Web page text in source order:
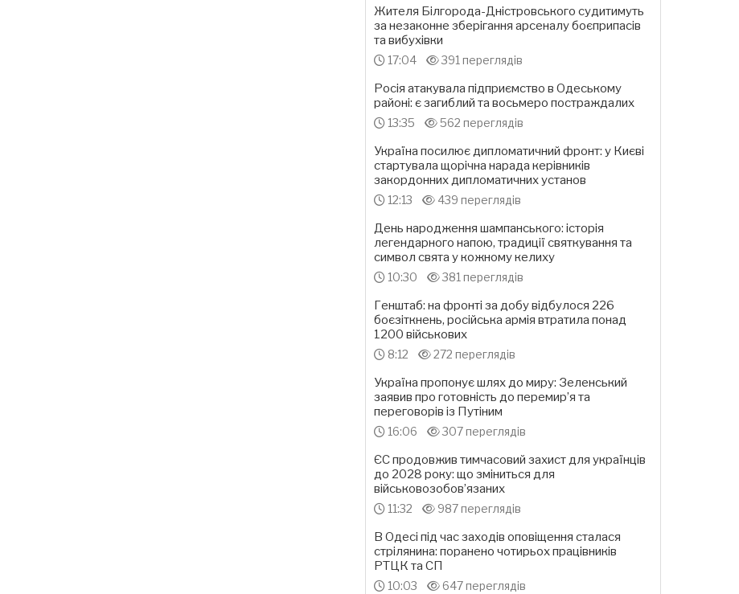
Жителя Білгорода-Дністровського судитимуть
за незаконне зберігання арсеналу боєприпасів
та вибухівки
17:04 391 переглядів
Росія атакувала підприємство в Одеському
районі: є загиблий та восьмеро постраждалих
13:35 562 переглядів
Україна посилює дипломатичний фронт: у Києві
стартувала щорічна нарада керівників
закордонних дипломатичних установ
12:13 439 переглядів
День народження шампанського: історія
легендарного напою, традиції святкування та
символ свята у кожному келиху
10:30 381 переглядів
Генштаб: на фронті за добу відбулося 226
боєзіткнень, російська армія втратила понад
1200 військових
8:12 272 переглядів
Україна пропонує шлях до миру: Зеленський
заявив про готовність до перемир’я та
переговорів із Путіним
16:06 307 переглядів
ЄС продовжив тимчасовий захист для українців
до 2028 року: що зміниться для
військовозобов’язаних
11:32 987 переглядів
В Одесі під час заходів оповіщення сталася
стрілянина: поранено чотирьох працівників
РТЦК та СП
10:03 647 переглядів